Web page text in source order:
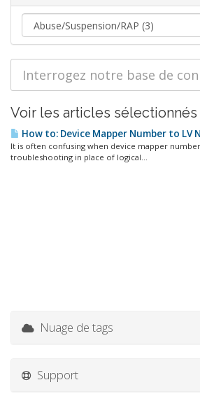
Voir les articles
How to: Device Mapper Number to LV
It is often confusing when device mapper
troubleshooting in place of logical...
Nuage de tags
Support